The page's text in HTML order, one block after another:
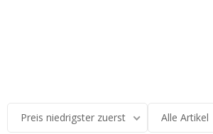
Preis niedrigster zuerst Alle Artikel